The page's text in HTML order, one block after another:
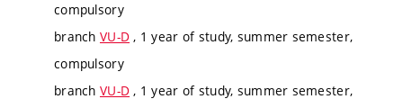
compulsory
branch VU-D , 1 year of study, summer semester,
compulsory
branch VU-D , 1 year of study, summer semester,